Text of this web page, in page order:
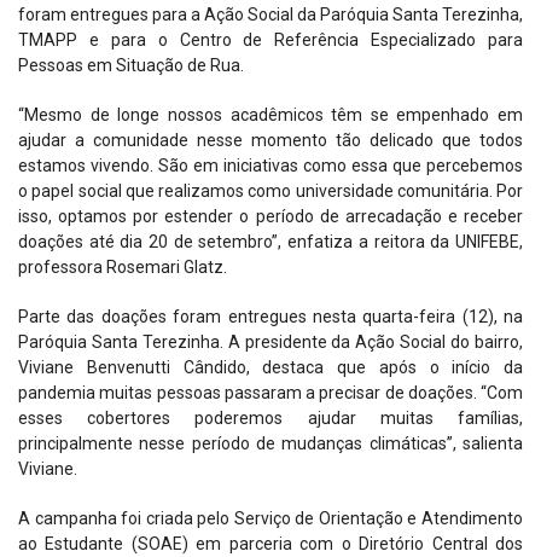
foram entregues para a Ação Social da Paróquia Santa Terezinha,
TMAPP e para o Centro de Referência Especializado para
Pessoas em Situação de Rua.
“Mesmo de longe nossos acadêmicos têm se empenhado em
ajudar a comunidade nesse momento tão delicado que todos
estamos vivendo. São em iniciativas como essa que percebemos
o papel social que realizamos como universidade comunitária. Por
isso, optamos por estender o período de arrecadação e receber
doações até dia 20 de setembro”, enfatiza a reitora da UNIFEBE,
professora Rosemari Glatz.
Parte das doações foram entregues nesta quarta-feira (12), na
Paróquia Santa Terezinha. A presidente da Ação Social do bairro,
Viviane Benvenutti Cândido, destaca que após o início da
pandemia muitas pessoas passaram a precisar de doações. “Com
esses cobertores poderemos ajudar muitas famílias,
principalmente nesse período de mudanças climáticas”, salienta
Viviane.
A campanha foi criada pelo Serviço de Orientação e Atendimento
ao Estudante (SOAE) em parceria com o Diretório Central dos